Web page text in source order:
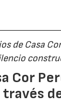
de Casa
Cor